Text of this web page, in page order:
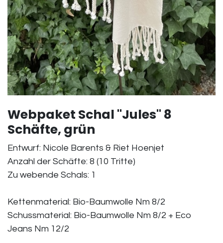
Webpaket Schal "Jules" 8
Schäfte, grün
Entwurf: Nicole Barents & Riet Hoenjet
Anzahl der Schäfte: 8 (10 Tritte)
Zu webende Schals: 1
Kettenmaterial: Bio-Baumwolle Nm 8/2
Schussmaterial: Bio-Baumwolle Nm 8/2 + Eco
Jeans Nm 12/2